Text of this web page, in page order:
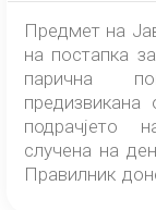
непогода на
Центар-Скопје случена на ден 21.07.2026
година
Предмет на
на постапка
парична
подрачјето
случена на
Правилник